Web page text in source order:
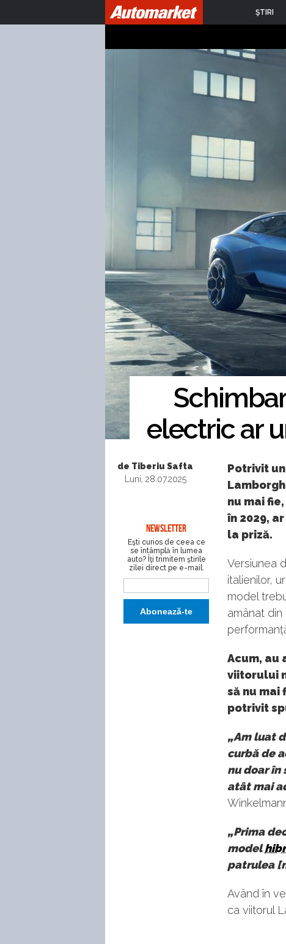
ŞTIRI
electric ar
de Tiberiu Safta
Luni, 28.07.2025
NEWSLETTER
Eşti curios de ceea ce
se întâmplă în lumea
auto? Îţi trimitem ştirile
zilei direct pe e-mail.
Potrivit
nu mai
în 2029,
la priză.
Versiunea
italienilor,
model
amânat
Acum, au
viitorului
să nu mai
potrivit
„Am luat
curbă de
nu doar în
atât mai
„Prima
model
patrulea
Având în
ca viitorul